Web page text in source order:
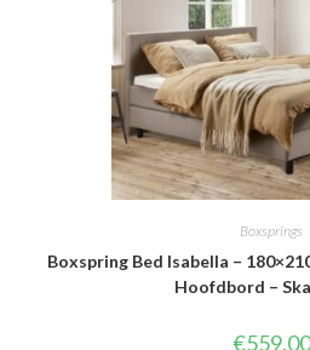
Boxsprings
Boxspring Bed Isabella –
Hoofdbord –
€559.00